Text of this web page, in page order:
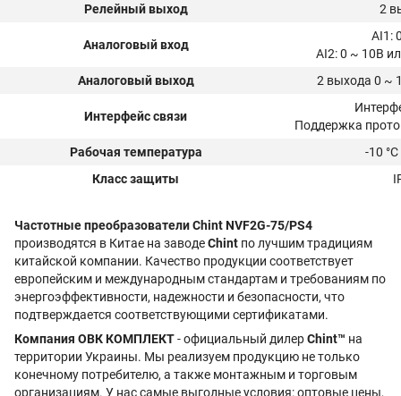
Релейный выход
2
Аналоговый вход
AI1:
AI2: 0 ~ 10В
Аналоговый выход
2 выхода 0 ~
Интерфейс связи
Поддержка
Рабочая температура
-10
Класс защиты
Частотные преобразователи Chint NVF2G-75/PS4
производятся в Китае на заводеChint по лучшим традициям
китайской компании. Качество продукции соответствует
европейским и международным стандартам и требованиям по
энергоэффективности, надежности и безопасности, что
подтверждается соответствующими сертификатами.
Компания ОВК КОМПЛЕКТ- официальный дилерChint™ на
территории Украины. Мы реализуем продукцию не только
конечному потребителю, а также монтажным и торговым
организациям. У нас самые выгодные условия: оптовые цены,